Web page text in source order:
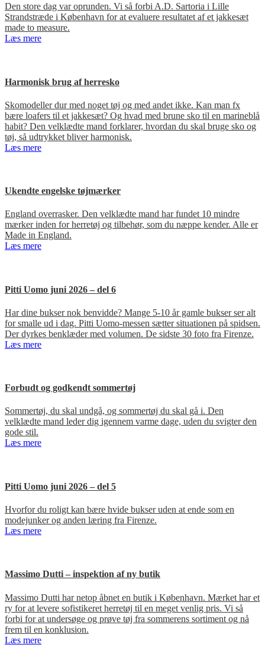
Den store dag var oprunden. Vi så forbi A.D. Sartoria i Lille
Strandstræde i København for at evaluere resultatet af et jakkesæt
made to measure.
Læs mere
Harmonisk brug af herresko
Skomodeller dur med noget tøj og med andet ikke. Kan man fx
bære loafers til et jakkesæt? Og hvad med brune sko til en marineblå
habit? Den velklædte mand forklarer, hvordan du skal bruge sko og
tøj, så udtrykket bliver harmonisk.
Læs mere
Ukendte engelske tøjmærker
England overrasker. Den velklædte mand har fundet 10 mindre
mærker inden for herretøj og tilbehør, som du næppe kender. Alle er
Made in England.
Læs mere
Pitti Uomo juni 2026 – del 6
Har dine bukser nok benvidde? Mange 5-10 år gamle bukser ser alt
for smalle ud i dag. Pitti Uomo-messen sætter situationen på spidsen.
Der dyrkes benklæder med volumen. De sidste 30 foto fra Firenze.
Læs mere
Forbudt og godkendt sommertøj
Sommertøj, du skal undgå, og sommertøj du skal gå i. Den
velklædte mand leder dig igennem varme dage, uden du svigter den
gode stil.
Læs mere
Pitti Uomo juni 2026 – del 5
Hvorfor du roligt kan bære hvide bukser uden at ende som en
modejunker og anden læring fra Firenze.
Læs mere
Massimo Dutti – inspektion af ny butik
Massimo Dutti har netop åbnet en butik i København. Mærket har et
ry for at levere sofistikeret herretøj til en meget venlig pris. Vi så
forbi for at undersøge og prøve tøj fra sommerens sortiment og nå
frem til en konklusion.
Læs mere